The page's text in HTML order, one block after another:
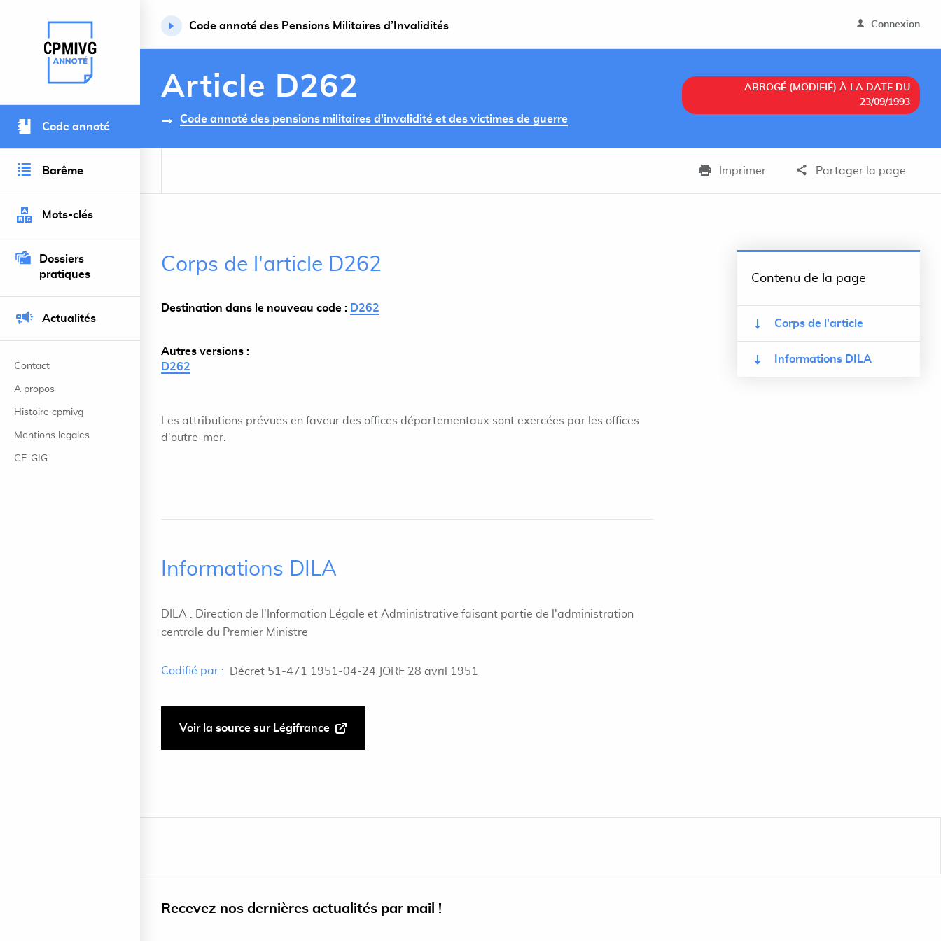
Retour à l’accueil du site
Code annoté
Barême
Mots-clés
Dossiers
pratiques
Actualités
Contact
A propos
Histoire cpmivg
Mentions legales
CE-GIG
Code annoté des Pensions Militaires d’Invalidités Connexion
Article D262
Code annoté des pensions militaires d'invalidité et des victimes de guerre
ABROGÉ (MODIFIÉ) À LA DATE DU
23/09/1993
Imprimer Partager la page
Corps de l'article D262
Destination dans le nouveau code : D262
Autres versions :
D262
Les attributions prévues en faveur des offices départementaux sont exercées par les offices
d'outre-mer.
Informations DILA
DILA : Direction de l'Information Légale et Administrative faisant partie de l'administration
centrale du Premier Ministre
Codifié par : Décret 51-471 1951-04-24 JORF 28 avril 1951
Voir la source sur Légifrance
Contenu de la page
Corps de l'article
Informations DILA
Recevez nos dernières actualités par mail !